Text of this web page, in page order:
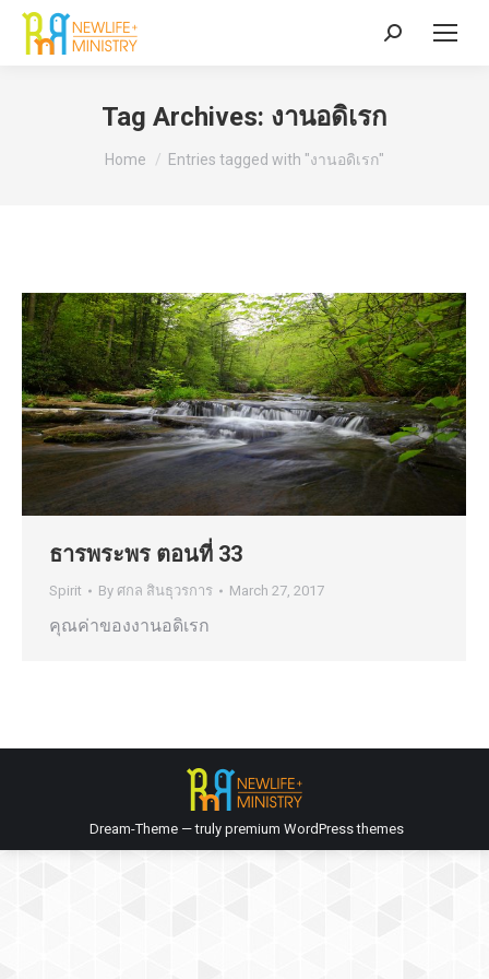
Search:
Tag Archives: งานอดิเรก
You are here:
Home Entries tagged with "งานอดิเรก"
ธารพระพร ตอนที่ 33
Spirit By ศกล สินธุวรการ March 27, 2017
คุณค่าของงานอดิเรก
Dream-Theme — truly premium WordPress themes